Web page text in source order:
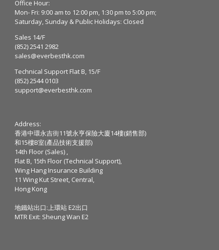
Office Hour:
Mon- Fri: 9:00 am to 12:00 pm, 1:30 pm to 5:00 pm;
Saturday, Sunday & Public Holidays: Closed
Sales 14/F
(852) 2541 2982
sales@everbesthk.com
Technical Support Flat B, 15/F
(852) 2544 0103
support@everbesthk.com
Address:
香港中環永吉街11號永亨保險大廈14樓(銷售部)
和15樓B室(產品技術支援部)
14th Floor (Sales) ,
Flat B, 15th Floor (Technical Support),
Wing Hang Insurance Building
11 Wing Kut Street, Central,
Hong Kong
地鐵站出口:上環站 E2出口
MTR Exit: Sheung Wan E2